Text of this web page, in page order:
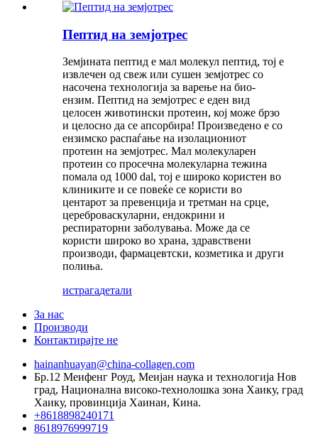
Пептид на земјотрес
Земјината пептид е мал молекул пептид, тој е
извлечен од свеж или сушен земјотрес со
насочена технологија за варење на био-
ензим. Пептид на земјотрес е еден вид
целосен животински протеин, кој може брзо
и целосно да се апсорбира! Произведено е со
ензимско распаѓање на изолациониот
протеин на земјотрес. Мал молекуларен
протеин со просечна молекуларна тежина
помала од 1000 dal, тој е широко користен во
клиниките и се повеќе се користи во
центарот за превенција и третман на срце,
цереброваскуларни, ендокрини и
респираторни заболувања. Може да се
користи широко во храна, здравствени
производи, фармацевтски, козметика и други
полиња.
истрагадетали
За нас
Производи
Контактирајте не
hainanhuayan@china-collagen.com
Бр.12 Меифенг Роуд, Меијан наука и технологија Нов
град, Национална високо-технолошка зона Хаику, град
Хаику, провинција Хаинан, Кина.
+8618898240171
8618976999719